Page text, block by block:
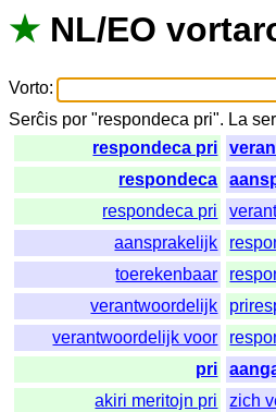
★ NL/EO
Vorto:
Serĉis por "respondeca pri". La
respondeca pri
respondeca
respondeca pri
aansprakelijk
toerekenbaar
verantwoordelijk
verantwoordelijk voor
pri
akiri meritojn pri
zich